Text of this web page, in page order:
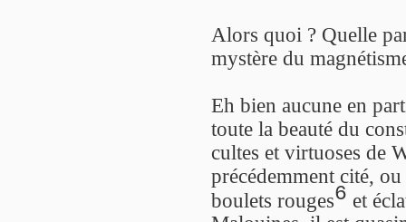
Alors quoi ? Quelle
mystère du
Eh bien aucune en
toute la beauté du
cultes et virtuoses de
précédemment cité,
boulets rouges6 et